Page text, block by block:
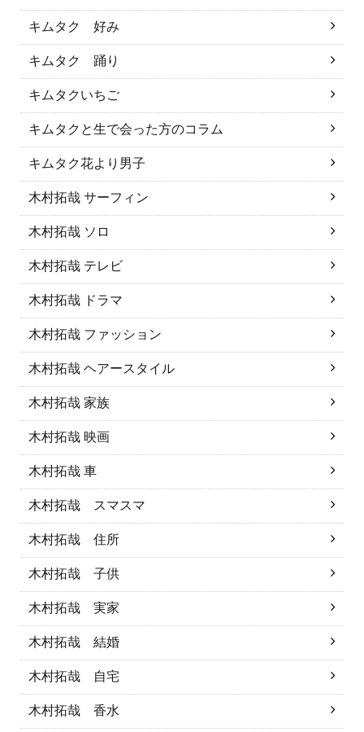
キムタク 好み
キムタク 踊り
キムタクいちご
キムタクと生で会った方のコラム
キムタク花より男子
木村拓哉 サーフィン
木村拓哉 ソロ
木村拓哉 テレビ
木村拓哉 ドラマ
木村拓哉 ファッション
木村拓哉 ヘアースタイル
木村拓哉 家族
木村拓哉 映画
木村拓哉 車
木村拓哉 スマスマ
木村拓哉 住所
木村拓哉 子供
木村拓哉 実家
木村拓哉 結婚
木村拓哉 自宅
木村拓哉 香水